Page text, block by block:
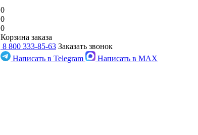
0
0
0
Корзина заказа
8 800 333-85-63 Заказать звонок
Написать в Telegram
Написать в MAX